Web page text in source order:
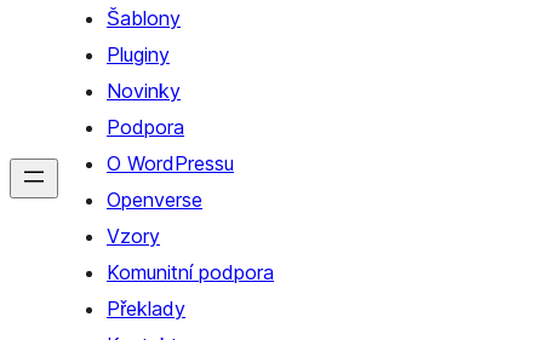
Šablony
Pluginy
Novinky
Podpora
O WordPressu
Openverse
Vzory
Komunitní podpora
Překlady